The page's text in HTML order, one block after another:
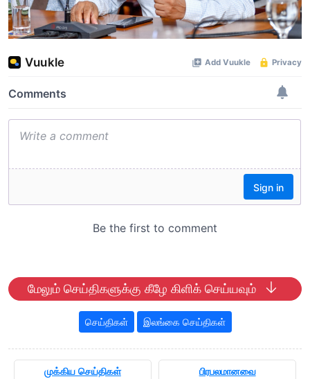
மேலும் செய்திகளுக்கு கீழே கிளிக் செய்யவும்
செய்திகள் இலங்கை செய்திகள்
முக்கிய செய்திகள் பிரபலமானவை